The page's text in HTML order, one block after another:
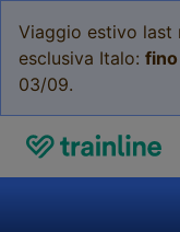
Viaggio estivo
esclusiva Italo: fino
03/09.